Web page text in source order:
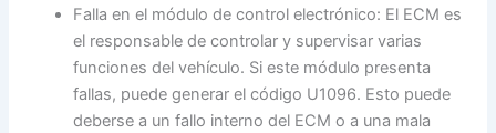
Falla en el módulo de control electrónico: El ECM es
el responsable de controlar y supervisar varias
funciones del vehículo. Si este módulo presenta
fallas, puede generar el código U1096. Esto puede
deberse a un fallo interno del ECM o a una mala